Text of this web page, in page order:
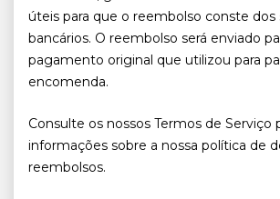
úteis para que o reembolso conste dos
bancários. O reembolso será enviado
pagamento original que utilizou para
encomenda.
Consulte os nossos Termos de Serviço
informações sobre a nossa política de
reembolsos.